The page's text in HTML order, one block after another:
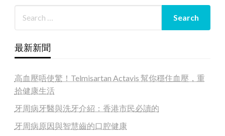
最新新聞
高血壓唔使驚！Telmisartan Actavis 幫你穩住血壓，重
拾健康生活
牙周病牙醫與洗牙介紹：香港市民必讀的
牙周病原因與智慧齒的口腔健康